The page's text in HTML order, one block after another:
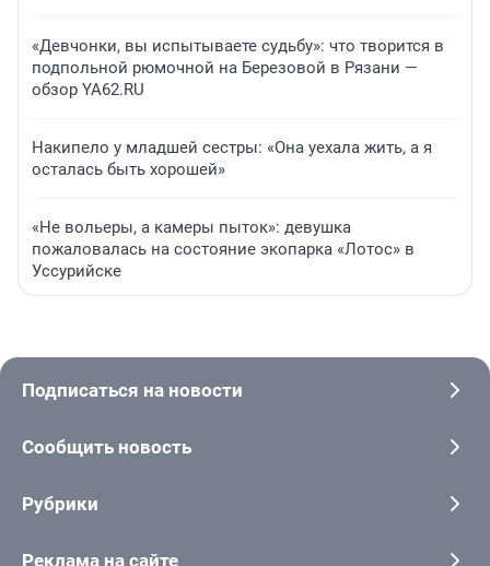
«Девчонки, вы испытываете судьбу»: что творится в
подпольной рюмочной на Березовой в Рязани —
обзор YA62.RU
Накипело у младшей сестры: «Она уехала жить, а я
осталась быть хорошей»
«Не вольеры, а камеры пыток»: девушка
пожаловалась на состояние экопарка «Лотос» в
Уссурийске
Подписаться на новости
Сообщить новость
Рубрики
Реклама на сайте